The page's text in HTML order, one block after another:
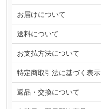
お届けについて
送料について
お支払方法について
特定商取引法に基づく表示
返品・交換について